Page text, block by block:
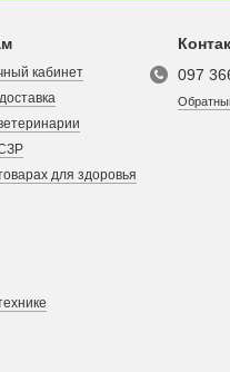
кабинет
для здоровья
097